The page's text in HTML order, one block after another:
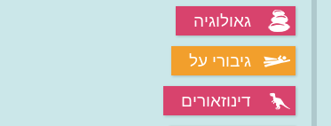
גאולוגיה
גיבורי על
דינוזאורים